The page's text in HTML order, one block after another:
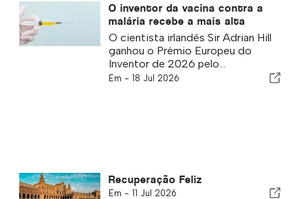
O inventor da vacina contra a
malária recebe a mais alta
distinção
O cientista irlandês Sir Adrian Hill
ganhou o Prémio Europeu do
Inventor de 2026 pelo...
Em - 18 Jul 2026
Recuperação Feliz
Em - 11 Jul 2026